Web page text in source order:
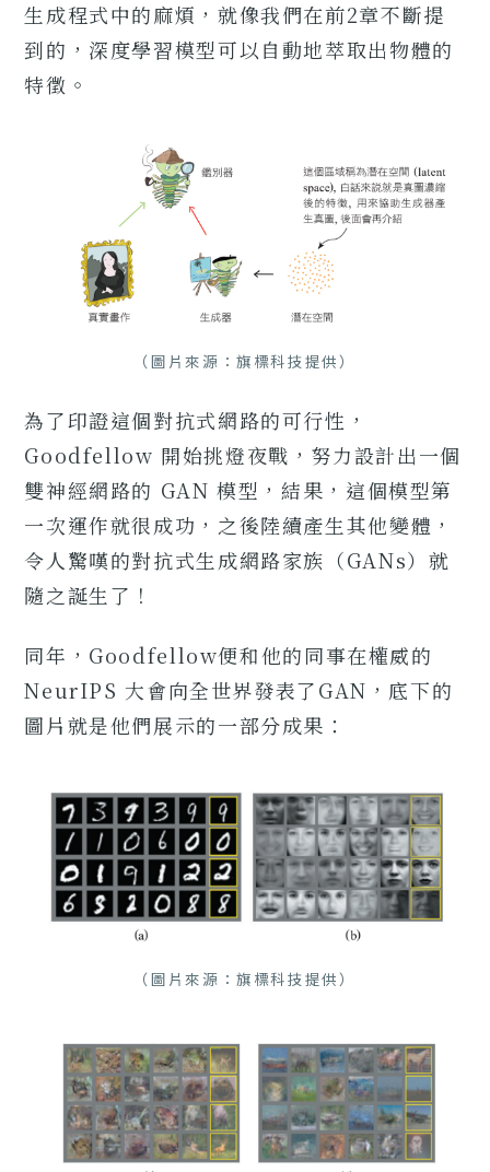
生成程式中的麻煩，就像我們在前2章不斷提
到的，深度學習模型可以自動地萃取出物體的
特徵。
（圖片來源：旗標科技提供）
為了印證這個對抗式網路的可行性，
Goodfellow 開始挑燈夜戰，努力設計出一個
雙神經網路的 GAN 模型，結果，這個模型第
一次運作就很成功，之後陸續產生其他變體，
令人驚嘆的對抗式生成網路家族（GANs）就
隨之誕生了！
同年，Goodfellow便和他的同事在權威的
NeurIPS 大會向全世界發表了GAN，底下的
圖片就是他們展示的一部分成果：
（圖片來源：旗標科技提供）